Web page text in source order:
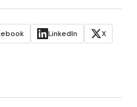
LinkedIn
X